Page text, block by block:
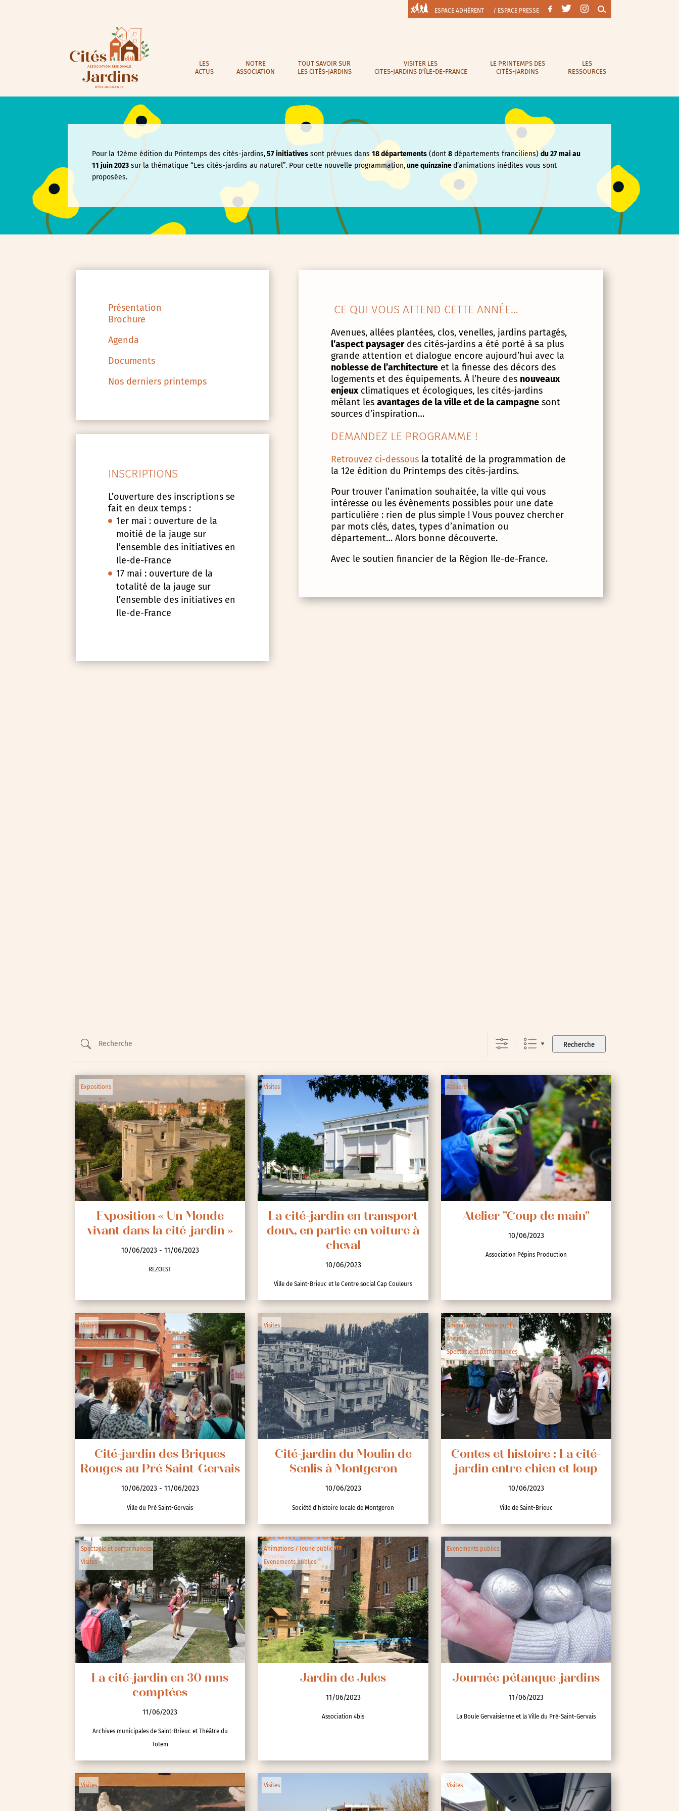
ESPACE ADHÉRENT / ESPACE PRESSE
LES
ACTUS
NOTRE
ASSOCIATION
TOUT SAVOIR SUR
LES CITÉS-JARDINS
VISITER LES
CITES-JARDINS D’ÎLE-DE-FRANCE
LE PRINTEMPS DES
CITÉS-JARDINS
LES
RESSOURCES
Pour la 12ème édition du Printemps des cités-jardins,57 initiatives sont prévues dans18 départements (dont8 départements franciliens)du 27 mai au
11 juin2023 sur la thématique “Les cités-jardins au naturel”. Pour cette nouvelle programmation,une quinzaine d’animations inédites vous sont
proposées.
Présentation
Brochure
Agenda
Documents
Nos derniers printemps
INSCRIPTIONS
L’ouverture des inscriptions se
fait en deux temps :
1er mai : ouverture de la
moitié de la jauge sur
l’ensemble des initiatives en
Ile-de-France
17 mai : ouverture de la
totalité de la jauge sur
l’ensemble des initiatives en
Ile-de-France
CE QUI VOUS ATTEND CETTE ANNÉE…
Avenues, allées plantées, clos, venelles, jardins partagés,
l’aspect paysagerdes cités-jardins a été porté à sa plus
grande attention et dialogue encore aujourd’hui avec la
noblesse de l’architectureet la finesse des décors des
logements et des équipements. À l’heure des nouveaux
enjeuxclimatiques et écologiques, les cités-jardins
mêlant les avantages de la ville et de la campagnesont
sources d’inspiration…
DEMANDEZ LE PROGRAMME !
Retrouvez ci-dessousla totalité de la programmation de
la 12e édition du Printemps des cités-jardins.
Pour trouver l’animation souhaitée, la ville qui vous
intéresse ou les évènements possibles pour une date
particulière : rien de plus simple ! Vous pouvez chercher
par mots clés, dates, types d’animation ou
département… Alors bonne découverte.
Avec le soutien financier de la Région Ile-de-France.
Recherche
Cycle de rencontres
Expositions
Œuvre collective/participative
Parole aux habitants
Randonnées
Spectacle et performances
Visites
Voyage d'études
Essonne (91)
Hauts-de-Seine (92)
Paris (75)
Seine-et-Marne (77)
Seine-Saint-Denis (93)
Test-tag-event
Val-d’Oise (95)
Val-de-Marne (94)
Yvelines (78)
Expositions
Exposition « Un Monde
vivant dans la cité-jardin »
10/06/2023 - 11/06/2023
REZOEST
Visites
La cité-jardin en transport
doux, en partie en voiture à
cheval
10/06/2023
Ville de Saint-Brieuc et le Centre social Cap Couleurs
Ateliers
Atelier "Coup de main"
10/06/2023
Association Pépins Production
Visites
Cité-jardin des Briques
Rouges au Pré Saint-Gervais
10/06/2023 - 11/06/2023
Ville du Pré Saint-Gervais
Visites
Cité-jardin du Moulin de
Senlis à Montgeron
10/06/2023
Société d'histoire locale de Montgeron
Animations / Jeune public
Ateliers
Spectacle et performances
Contes et histoire : La cité-
jardin entre chien et loup
10/06/2023
Ville de Saint-Brieuc
Spectacle et performances
Visites
La cité-jardin en 30 mns
comptées
11/06/2023
Archives municipales de Saint-Brieuc et Théâtre du
Totem
Animations / Jeune public
Evenements publics
Jardin de Jules
11/06/2023
Association 4bis
Evenements publics
Journée pétanque-jardins
11/06/2023
La Boule Gervaisienne et la Ville du Pré-Saint-Gervais
Visites Visites Visites